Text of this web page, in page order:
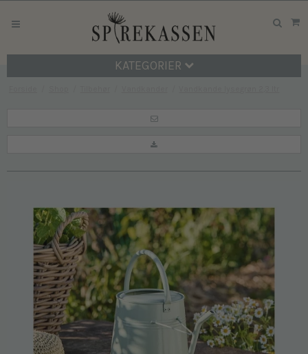
KATEGORIER